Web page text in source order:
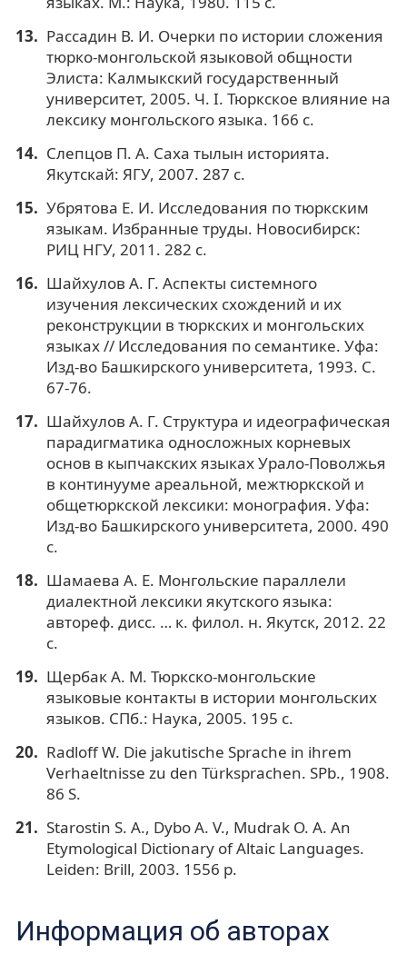
Рассадин В. И. Очерки по истории сложения
тюрко-монгольской языковой общности
Элиста: Калмыкский государственный
университет, 2005. Ч. I. Тюркское влияние на
лексику монгольского языка. 166 с.
Слепцов П. А. Саха тылын историята.
Якутскай: ЯГУ, 2007. 287 с.
Убрятова Е. И. Исследования по тюркским
языкам. Избранные труды. Новосибирск:
РИЦ НГУ, 2011. 282 с.
Шайхулов А. Г. Аспекты системного
изучения лексических схождений и их
реконструкции в тюркских и монгольских
языках // Исследования по семантике. Уфа:
Изд-во Башкирского университета, 1993. С.
67-76.
Шайхулов А. Г. Структура и идеографическая
парадигматика односложных корневых
основ в кыпчакских языках Урало-Поволжья
в континууме ареальной, межтюркской и
общетюркской лексики: монография. Уфа:
Изд-во Башкирского университета, 2000. 490
с.
Шамаева А. Е. Монгольские параллели
диалектной лексики якутского языка:
автореф. дисс. … к. филол. н. Якутск, 2012. 22
с.
Щербак А. М. Тюркско-монгольские
языковые контакты в истории монгольских
языков. СПб.: Наука, 2005. 195 с.
Radloff W. Die jakutische Sprache in ihrem
Verhaeltnisse zu den Türksprachen. SРb., 1908.
86 S.
Starostin S. A., Dybo A. V., Mudrak O. A. An
Etymological Dictionary of Altaic Languages.
Leiden: Brill, 2003. 1556 p.
Информация об авторах